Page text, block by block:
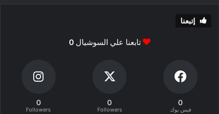
إتبعنا
تابعنا علي السوشيال0
0
فيس بوك
0
Followers
0
Followers